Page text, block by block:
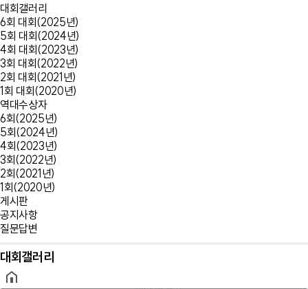
대회갤러리
6회 대회(2025년)
5회 대회(2024년)
4회 대회(2023년)
3회 대회(2022년)
2회 대회(2021년)
1회 대회(2020년)
역대수상자
6회(2025년)
5회(2024년)
4회(2023년)
3회(2022년)
2회(2021년)
1회(2020년)
게시판
공지사항
질문답변
대회갤러리